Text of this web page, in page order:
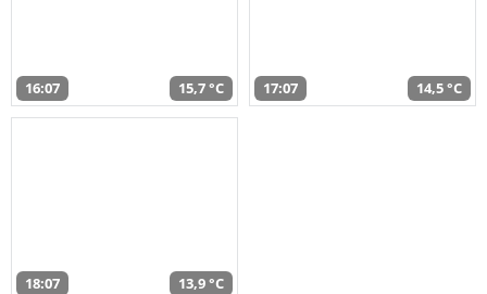
16:07 15,7 °C 17:07 14,5 °C
18:07 13,9 °C